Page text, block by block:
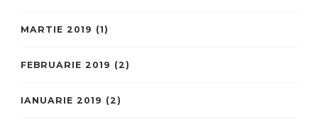
MARTIE 2019 (1)
FEBRUARIE 2019 (2)
IANUARIE 2019 (2)